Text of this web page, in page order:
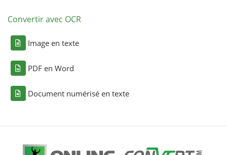
Convertir avec OCR
Image en texte
PDF en Word
Document numérisé en texte